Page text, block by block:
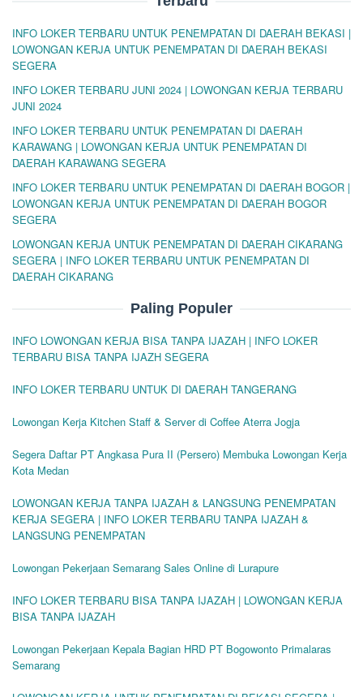
INFO LOKER TERBARU UNTUK PENEMPATAN DI DAERAH BEKASI |
LOWONGAN KERJA UNTUK PENEMPATAN DI DAERAH BEKASI
SEGERA
INFO LOKER TERBARU JUNI 2024 | LOWONGAN KERJA TERBARU
JUNI 2024
INFO LOKER TERBARU UNTUK PENEMPATAN DI DAERAH
KARAWANG | LOWONGAN KERJA UNTUK PENEMPATAN DI
DAERAH KARAWANG SEGERA
INFO LOKER TERBARU UNTUK PENEMPATAN DI DAERAH BOGOR |
LOWONGAN KERJA UNTUK PENEMPATAN DI DAERAH BOGOR
SEGERA
LOWONGAN KERJA UNTUK PENEMPATAN DI DAERAH CIKARANG
SEGERA | INFO LOKER TERBARU UNTUK PENEMPATAN DI
DAERAH CIKARANG
Paling Populer
INFO LOWONGAN KERJA BISA TANPA IJAZAH | INFO LOKER
TERBARU BISA TANPA IJAZH SEGERA
INFO LOKER TERBARU UNTUK DI DAERAH TANGERANG
Lowongan Kerja Kitchen Staff & Server di Coffee Aterra Jogja
Segera Daftar PT Angkasa Pura II (Persero) Membuka Lowongan Kerja
Kota Medan
LOWONGAN KERJA TANPA IJAZAH & LANGSUNG PENEMPATAN
KERJA SEGERA | INFO LOKER TERBARU TANPA IJAZAH &
LANGSUNG PENEMPATAN
Lowongan Pekerjaan Semarang Sales Online di Lurapure
INFO LOKER TERBARU BISA TANPA IJAZAH | LOWONGAN KERJA
BISA TANPA IJAZAH
Lowongan Pekerjaan Kepala Bagian HRD PT Bogowonto Primalaras
Semarang